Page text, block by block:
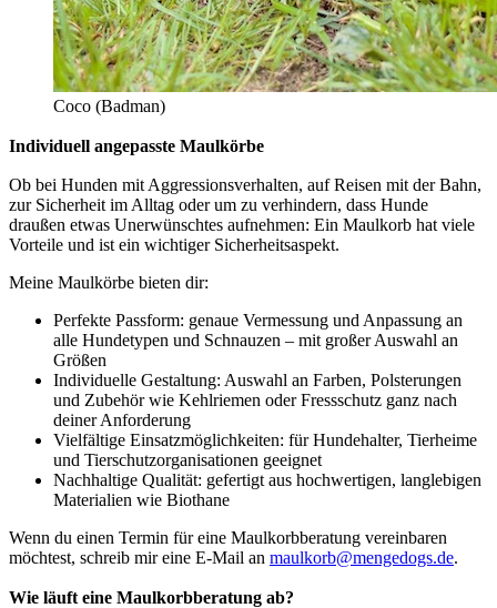
Coco (Badman)
Individuell angepasste Maulkörbe
Ob bei Hunden mit Aggressionsverhalten, auf Reisen mit der Bahn,
zur Sicherheit im Alltag oder um zu verhindern, dass Hunde
draußen etwas Unerwünschtes aufnehmen: Ein Maulkorb hat viele
Vorteile und ist ein wichtiger Sicherheitsaspekt.
Meine Maulkörbe bieten dir:
Perfekte Passform: genaue Vermessung und Anpassung an
alle Hundetypen und Schnauzen – mit großer Auswahl an
Größen
Individuelle Gestaltung: Auswahl an Farben, Polsterungen
und Zubehör wie Kehlriemen oder Fressschutz ganz nach
deiner Anforderung
Vielfältige Einsatzmöglichkeiten: für Hundehalter, Tierheime
und Tierschutzorganisationen geeignet
Nachhaltige Qualität: gefertigt aus hochwertigen, langlebigen
Materialien wie Biothane
Wenn du einen Termin für eine Maulkorbberatung vereinbaren
möchtest, schreib mir eine E-Mail an maulkorb@mengedogs.de.
Wie läuft eine Maulkorbberatung ab?